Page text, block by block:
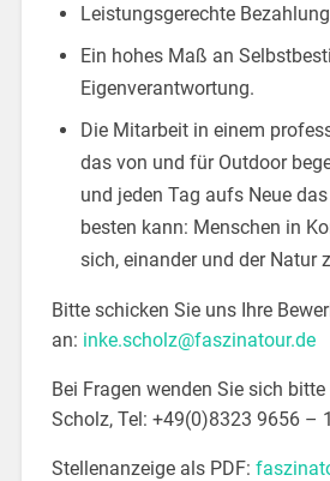
Leistungsgerechte
Ein hohes Maß an
Eigenverantwortung.
Die Mitarbeit in einem
das von und für Outdoor
und jeden Tag aufs Neue
besten kann: Menschen in
sich, einander und der Natur
Bitte schicken Sie uns Ihre
an: inke.scholz@faszinatour.de
Bei Fragen wenden Sie sich
Scholz, Tel: +49(0)8323 9656 –
Stellenanzeige als PDF: